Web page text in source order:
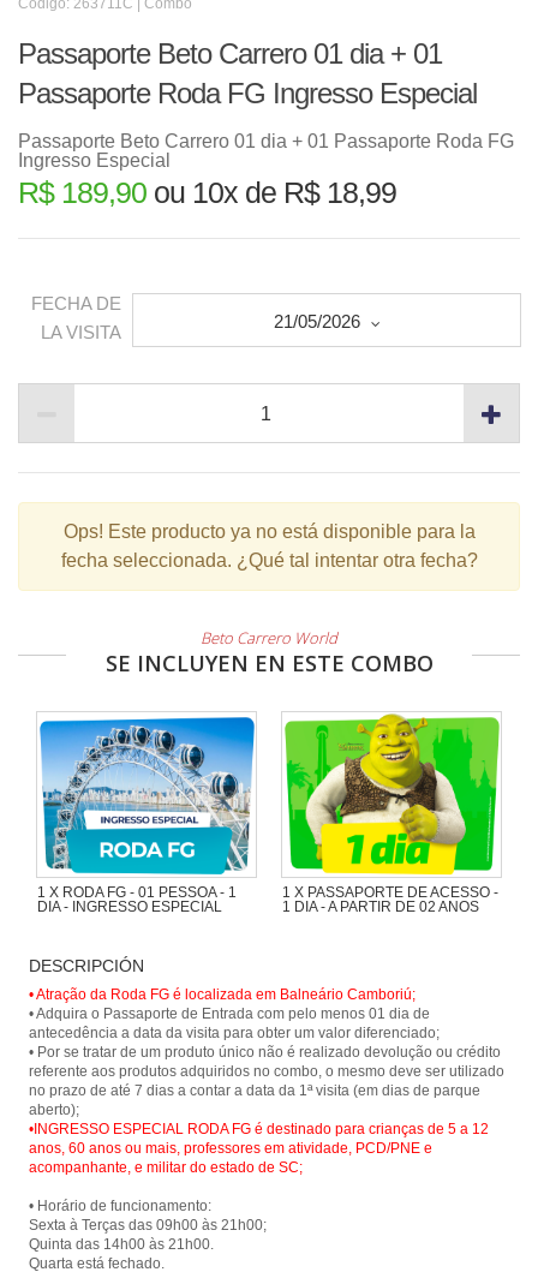
Código: 263711C | Combo
Passaporte Beto Carrero 01 dia + 01
Passaporte Roda FG Ingresso Especial
Passaporte Beto Carrero 01 dia + 01 Passaporte Roda FG
Ingresso Especial
R$ 189,90 ou 10x de R$ 18,99
FECHA DE
LA VISITA
21/05/2026
Ops! Este producto ya no está disponible para la
fecha seleccionada. ¿Qué tal intentar otra fecha?
Beto Carrero World
SE INCLUYEN EN ESTE COMBO
1 X RODA FG - 01 PESSOA - 1
DIA - INGRESSO ESPECIAL
1 X PASSAPORTE DE ACESSO -
1 DIA - A PARTIR DE 02 ANOS
DESCRIPCIÓN
• Atração da Roda FG é localizada em Balneário Camboriú;
• Adquira o Passaporte de Entrada com pelo menos 01 dia de
antecedência a data da visita para obter um valor diferenciado;
• Por se tratar de um produto único não é realizado devolução ou crédito
referente aos produtos adquiridos no combo, o mesmo deve ser utilizado
no prazo de até 7 dias a contar a data da 1ª visita (em dias de parque
•INGRESSO ESPECIAL RODA FG é destinado para crianças de 5 a 12
anos, 60 anos ou mais, professores em atividade, PCD/PNE e
acompanhante, e militar do estado de SC;
• Horário de funcionamento:
Sexta à Terças das 09h00 às 21h00;
Quinta das 14h00 às 21h00.
Quarta está fechado.